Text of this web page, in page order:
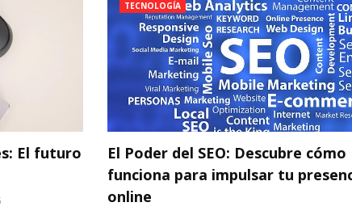
El futuro
TECNOLOGÍA
El Poder del SEO: Descubre cómo
funciona para impulsar tu
online